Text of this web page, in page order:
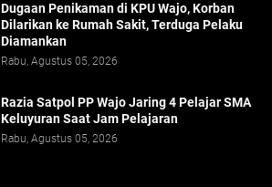
Dugaan Penikaman di KPU Wajo, Korban
Dilarikan ke Rumah Sakit, Terduga Pelaku
Diamankan
Rabu, Agustus 05, 2026
Razia Satpol PP Wajo Jaring 4 Pelajar SMA
Keluyuran Saat Jam Pelajaran
Rabu, Agustus 05, 2026